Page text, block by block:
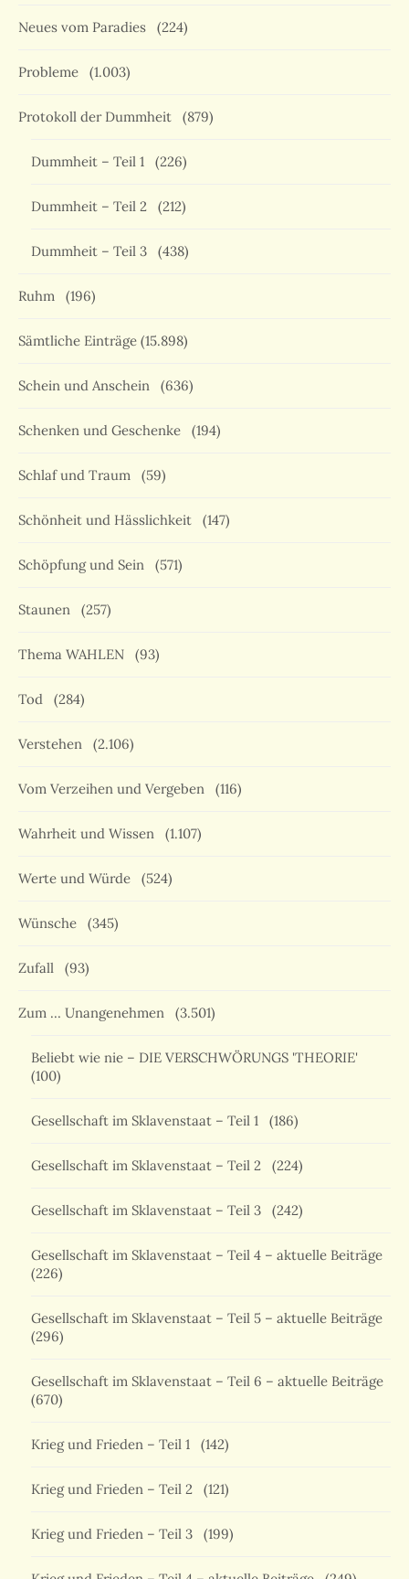
Neues vom Paradies (224)
Probleme (1.003)
Protokoll der Dummheit (879)
Dummheit – Teil 1 (226)
Dummheit – Teil 2 (212)
Dummheit – Teil 3 (438)
Ruhm (196)
Sämtliche Einträge (15.898)
Schein und Anschein (636)
Schenken und Geschenke (194)
Schlaf und Traum (59)
Schönheit und Hässlichkeit (147)
Schöpfung und Sein (571)
Staunen (257)
Thema WAHLEN (93)
Tod (284)
Verstehen (2.106)
Vom Verzeihen und Vergeben (116)
Wahrheit und Wissen (1.107)
Werte und Würde (524)
Wünsche (345)
Zufall (93)
Zum … Unangenehmen (3.501)
Beliebt wie nie – DIE VERSCHWÖRUNGS 'THEORIE'
(100)
Gesellschaft im Sklavenstaat – Teil 1 (186)
Gesellschaft im Sklavenstaat – Teil 2 (224)
Gesellschaft im Sklavenstaat – Teil 3 (242)
Gesellschaft im Sklavenstaat – Teil 4 – aktuelle Beiträge
(226)
Gesellschaft im Sklavenstaat – Teil 5 – aktuelle Beiträge
(296)
Gesellschaft im Sklavenstaat – Teil 6 – aktuelle Beiträge
(670)
Krieg und Frieden – Teil 1 (142)
Krieg und Frieden – Teil 2 (121)
Krieg und Frieden – Teil 3 (199)